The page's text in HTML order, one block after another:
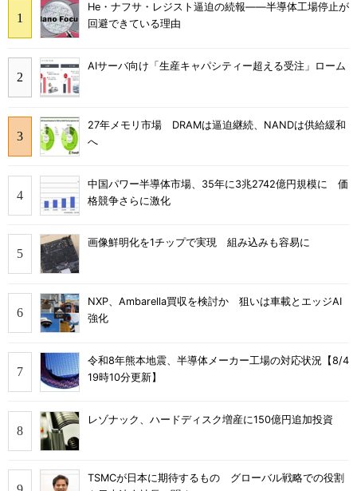
He・ナフサ・レジスト逼迫の続報――半導体工場停止が
回避できている理由
AIサーバ向け「生産キャパシティー超える受注」ローム
27年メモリ市場 DRAMは逼迫継続、NANDは供給緩和
へ
中国パワー半導体市場、35年に3兆2742億円規模に 価
格競争さらに激化
画像鮮明化を1チップで実現 組み込みも容易に
NXP、Ambarella買収を検討か 狙いは車載とエッジAI
強化
令和8年熊本地震、半導体メーカー工場の対応状況【8/4
19時10分更新】
レゾナック、ハードディスク増産に150億円追加投資
TSMCが日本に期待するもの グローバル戦略での役割